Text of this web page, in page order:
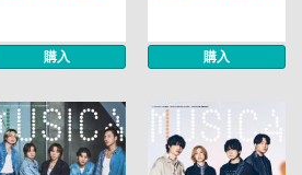
購入 購入